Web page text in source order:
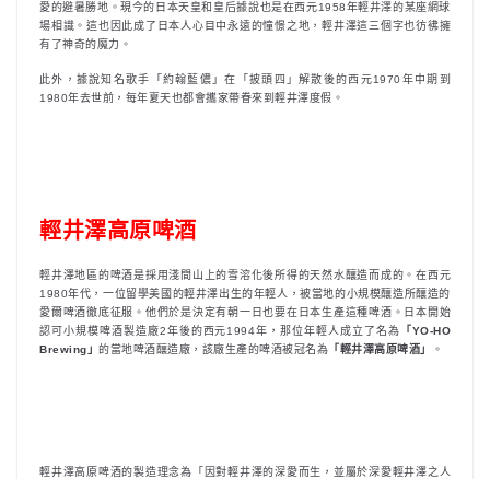
愛的避暑勝地。現今的日本天皇和皇后據說也是在西元1958年輕井澤的某座網球
場相識。這也因此成了日本人心目中永遠的憧憬之地，輕井澤這三個字也彷彿擁
有了神奇的魔力。
此外，據說知名歌手「約翰藍儂」在「披頭四」解散後的西元1970年中期到
1980年去世前，每年夏天也都會攜家帶眷來到輕井澤度假。
輕井澤高原啤酒
輕井澤地區的啤酒是採用淺間山上的雪溶化後所得的天然水釀造而成的。在西元
1980年代，一位留學美國的輕井澤出生的年輕人，被當地的小規模釀造所釀造的
愛爾啤酒徹底征服。他們於是決定有朝一日也要在日本生產這種啤酒。日本開始
認可小規模啤酒製造廠2年後的西元1994年，那位年輕人成立了名為 「YO-HO
Brewing」 的當地啤酒釀造廠，該廠生產的啤酒被冠名為 「輕井澤高原啤酒」 。
輕井澤高原啤酒的製造理念為「因對輕井澤的深愛而生，並屬於深愛輕井澤之人